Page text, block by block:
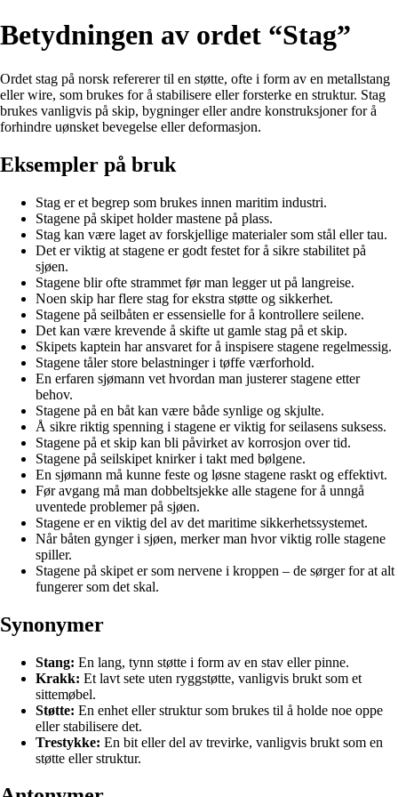
Betydningen av ordet “Stag”
Ordet stag på norsk refererer til en støtte, ofte i form av en metallstang
eller wire, som brukes for å stabilisere eller forsterke en struktur. Stag
brukes vanligvis på skip, bygninger eller andre konstruksjoner for å
forhindre uønsket bevegelse eller deformasjon.
Eksempler på bruk
Stag er et begrep som brukes innen maritim industri.
Stagene på skipet holder mastene på plass.
Stag kan være laget av forskjellige materialer som stål eller tau.
Det er viktig at stagene er godt festet for å sikre stabilitet på
sjøen.
Stagene blir ofte strammet før man legger ut på langreise.
Noen skip har flere stag for ekstra støtte og sikkerhet.
Stagene på seilbåten er essensielle for å kontrollere seilene.
Det kan være krevende å skifte ut gamle stag på et skip.
Skipets kaptein har ansvaret for å inspisere stagene regelmessig.
Stagene tåler store belastninger i tøffe værforhold.
En erfaren sjømann vet hvordan man justerer stagene etter
behov.
Stagene på en båt kan være både synlige og skjulte.
Å sikre riktig spenning i stagene er viktig for seilasens suksess.
Stagene på et skip kan bli påvirket av korrosjon over tid.
Stagene på seilskipet knirker i takt med bølgene.
En sjømann må kunne feste og løsne stagene raskt og effektivt.
Før avgang må man dobbeltsjekke alle stagene for å unngå
uventede problemer på sjøen.
Stagene er en viktig del av det maritime sikkerhetssystemet.
Når båten gynger i sjøen, merker man hvor viktig rolle stagene
spiller.
Stagene på skipet er som nervene i kroppen – de sørger for at alt
fungerer som det skal.
Synonymer
Stang: En lang, tynn støtte i form av en stav eller pinne.
Krakk: Et lavt sete uten ryggstøtte, vanligvis brukt som et
sittemøbel.
Støtte: En enhet eller struktur som brukes til å holde noe oppe
eller stabilisere det.
Trestykke: En bit eller del av trevirke, vanligvis brukt som en
støtte eller struktur.